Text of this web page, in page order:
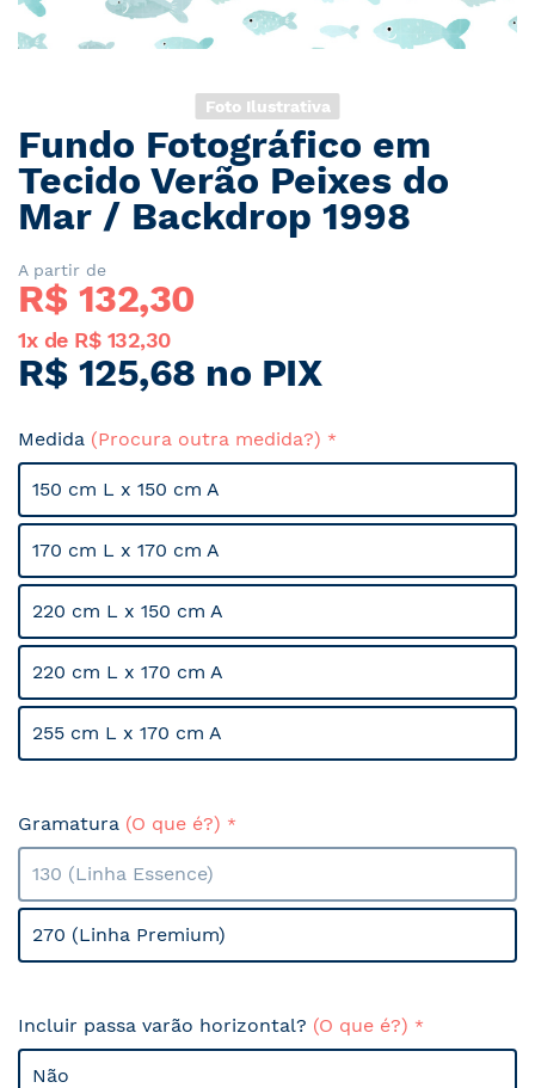
Foto Ilustrativa
Saltar
para
o
início
Galeria
de
imagens
Fundo Fotográfico em
Tecido Verão Peixes do
Mar / Backdrop 1998
A partir de
R$ 132,30
1x de R$ 132,30
R$ 125,68 no PIX
Medida (Procura outra medida?)
150 cm L x 150 cm A
170 cm L x 170 cm A
220 cm L x 150 cm A
220 cm L x 170 cm A
255 cm L x 170 cm A
Gramatura (O que é?)
130 (Linha Essence)
270 (Linha Premium)
Incluir passa varão horizontal? (O que é?)
Não